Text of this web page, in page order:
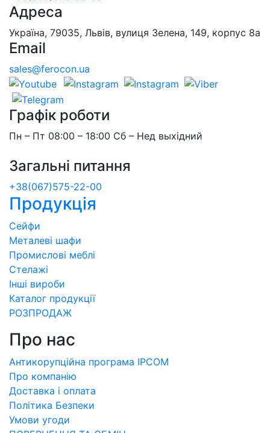
Адреса
Україна, 79035, Львів, вулиця Зелена, 149, корпус 8а
Email
sales@ferocon.ua
Графік роботи
Пн – Пт 08:00 – 18:00 Сб – Нед выхідний
Загальні питання
+38(067)575-22-00
Продукція
Сейфи
Металеві шафи
Промислові меблі
Стелажі
Інші вироби
Каталог продукції
РОЗПРОДАЖ
Про нас
Антикорупційна програма IPCOM
Про компанію
Доставка і оплата
Політика Безпеки
Умови угоди